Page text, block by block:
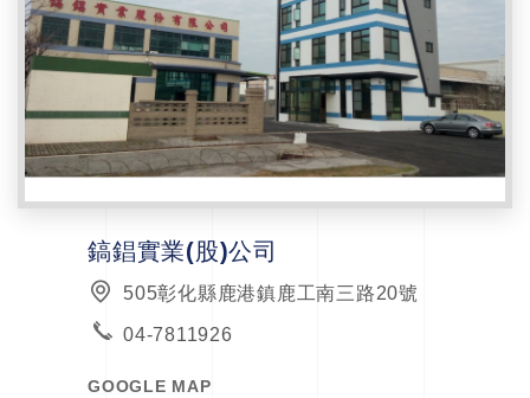
鎬錩實業(股)公司
505彰化縣鹿港鎮鹿工南三路20號
04-7811926
GOOGLE MAP